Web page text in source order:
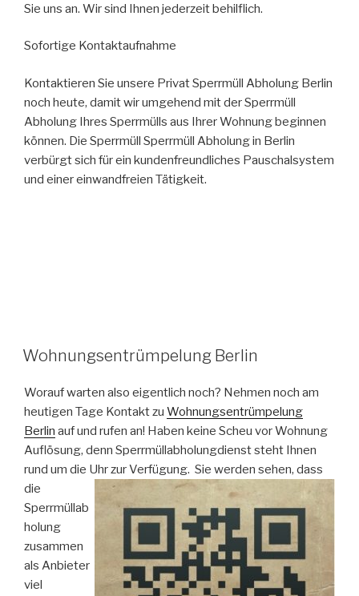
Sie uns an. Wir sind Ihnen jederzeit behilflich.
Sofortige Kontaktaufnahme
Kontaktieren Sie unsere Privat Sperrmüll Abholung Berlin
noch heute, damit wir umgehend mit der Sperrmüll
Abholung Ihres Sperrmülls aus Ihrer Wohnung beginnen
können. Die Sperrmüll Sperrmüll Abholung in Berlin
verbürgt sich für ein kundenfreundliches Pauschalsystem
und einer einwandfreien Tätigkeit.
VERÖFFENTLICHT
AM
Wohnungsentrümpelung Berlin
Worauf warten also eigentlich noch? Nehmen noch am
heutigen Tage Kontakt zu Wohnungsentrümpelung
Berlin auf und rufen an! Haben keine Scheu vor Wohnung
Auflösung, denn Sperrmüllabholungdienst steht Ihnen
rund um die Uhr zur Verfügung. Sie werden sehen, dass
die
Sperrmüllab
holung
zusammen
als Anbieter
viel